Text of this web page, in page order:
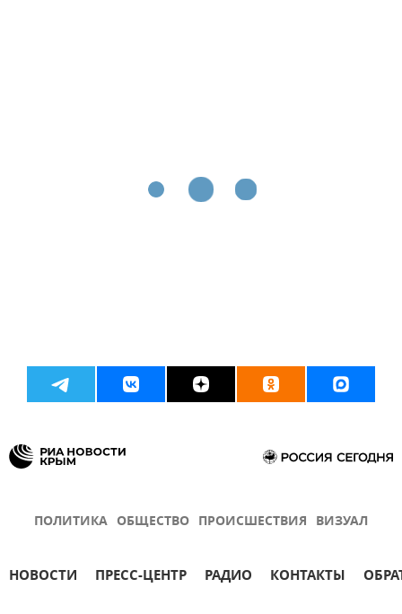
ПОЛИТИКА ОБЩЕСТВО ПРОИСШЕСТВИЯ ВИЗУАЛ
НОВОСТИ ПРЕСС-ЦЕНТР РАДИО КОНТАКТЫ